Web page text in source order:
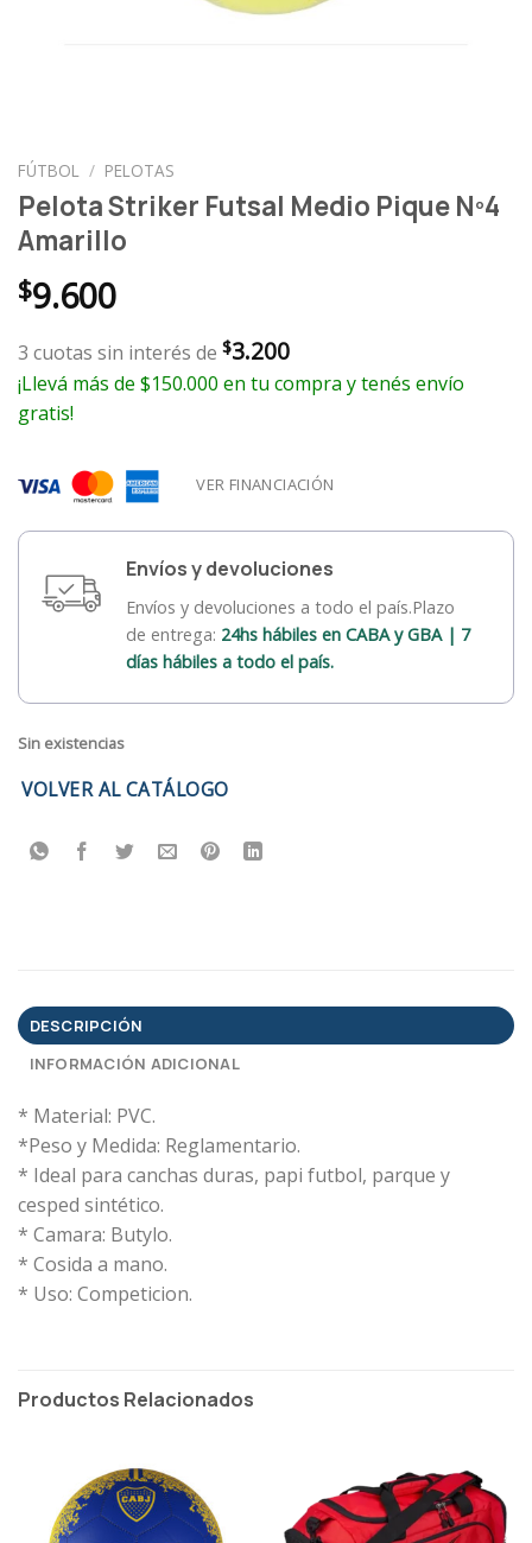
FÚTBOL / PELOTAS
Pelota Striker Futsal Medio Pique Nº4
Amarillo
$9.600
3 cuotas sin interés de $3.200
¡Llevá más de $150.000 en tu compra y tenés envío
gratis!
VER FINANCIACIÓN
Envíos y devoluciones
Envíos y devoluciones a todo el país.Plazo
de entrega: 24hs hábiles en CABA y GBA | 7
días hábiles a todo el país.
Sin existencias
VOLVER AL CATÁLOGO
DESCRIPCIÓN
INFORMACIÓN ADICIONAL
* Material: PVC.
*Peso y Medida: Reglamentario.
* Ideal para canchas duras, papi futbol, parque y
cesped sintético.
* Camara: Butylo.
* Cosida a mano.
* Uso: Competicion.
Productos Relacionados